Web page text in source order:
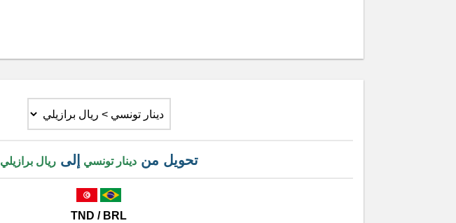
تحويل مندينار تونسي إلىريال برازيلي
TND / BRL